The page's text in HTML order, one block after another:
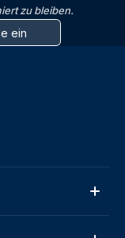
zu bleiben.